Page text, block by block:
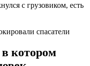
спасатели
котором